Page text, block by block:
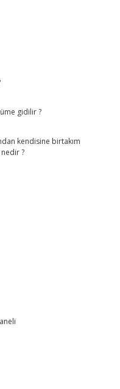
gidilir ?
kendisine birtakım
?